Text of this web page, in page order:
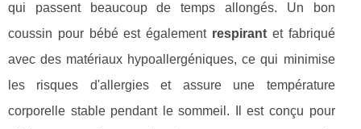
qui passent beaucoup de temps allongés. Un bon
coussin pour bébé est également respirant et fabriqué
avec des matériaux hypoallergéniques, ce qui minimise
les risques d'allergies et assure une température
corporelle stable pendant le sommeil. Il est conçu pour